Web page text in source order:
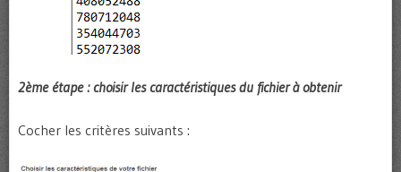
2ème étape : choisir les caractéristiques du fichier à obtenir
Cocher les critères suivants :